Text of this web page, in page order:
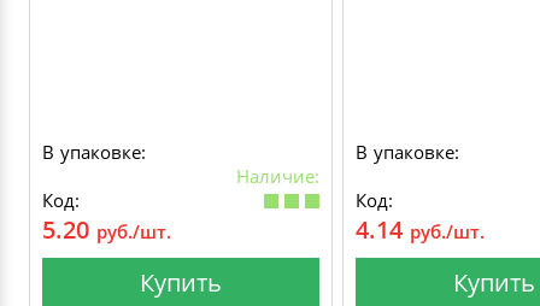
В упаковке:
Наличие:
Код:
5.20 руб./шт.
Купить
В упаковке:
Код:
4.14 руб./шт.
Купить